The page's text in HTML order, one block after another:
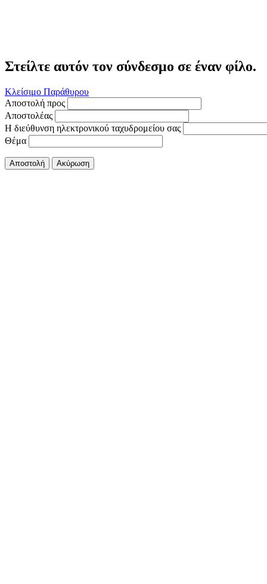
Στείλτε αυτόν τον σύνδεσμο σε έναν φίλο.
Κλείσιμο Παράθυρου
Αποστολή προς
Αποστολέας
Η διεύθυνση ηλεκτρονικού ταχυδρομείου σας
Θέμα
Αποστολή Ακύρωση